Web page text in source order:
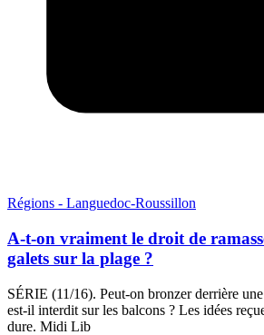
Régions - Languedoc-Roussillon
A-t-on vraiment le droit de
galets sur la plage ?
SÉRIE (11/16). Peut-on bronzer derrière
est-il interdit sur les balcons ? Les idées
dure. Midi Lib